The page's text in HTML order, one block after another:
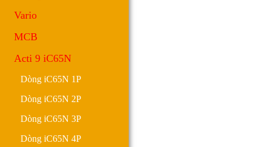
Vario
MCB
Acti 9 iC65N
Dòng iC65N 1P
Dòng iC65N 2P
Dòng iC65N 3P
Dòng iC65N 4P